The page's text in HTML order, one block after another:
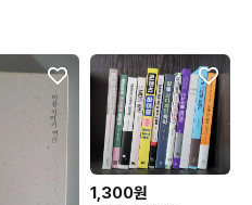
1,300원